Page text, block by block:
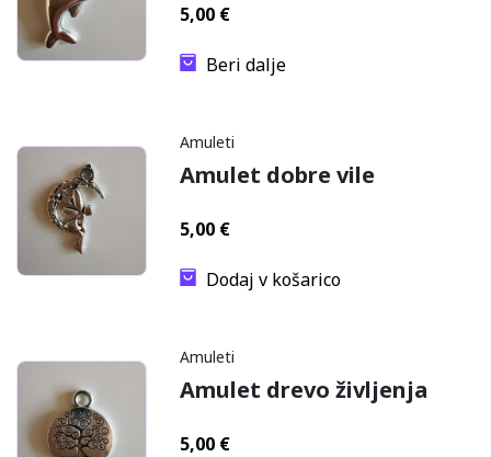
5,00 €
Beri dalje
Amuleti
Amulet dobre vile
5,00 €
Dodaj v košarico
Amuleti
Amulet drevo življenja
5,00 €